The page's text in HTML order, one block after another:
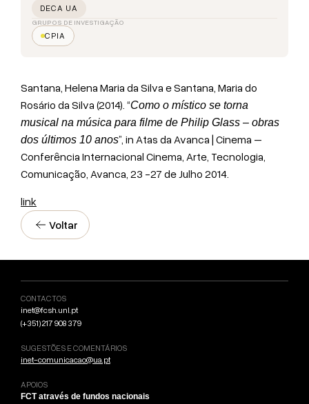
DECA UA
GRUPOS DE INVESTIGAÇÃO
CPIA
Santana, Helena Maria da Silva e Santana, Maria do
Rosário da Silva (2014). “Como o místico se torna
musical na música para filme de Philip Glass – obras
dos últimos 10 anos”, in Atas da Avanca | Cinema –
Conferência Internacional Cinema, Arte, Tecnologia,
Comunicação, Avanca, 23 -27 de Julho 2014.
link
Voltar
CONTACTOS
inet@fcsh.unl.pt
(+351) 217 908 379
SUGESTÕES E COMENTÁRIOS
inet-comunicacao@ua.pt
APOIOS
FCT através de fundos nacionais